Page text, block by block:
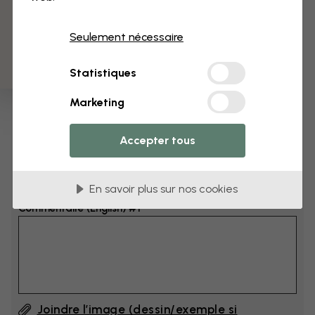
Ajoutez 6–10 cm à la largeur et à la hauteur
Ajouter un commentaire
Commentaire (English) #1
Joindre l’image (dessin/exemple si
Seulement nécessaire
Statistiques
Marketing
Accepter tous
En savoir plus sur nos cookies